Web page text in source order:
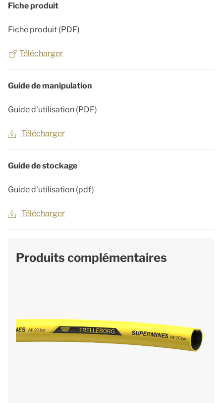
Fiche produit
Fiche produit (PDF)
Télécharger
Guide de manipulation
Guide d'utilisation (PDF)
Télécharger
Guide de stockage
Guide d'utilisation (pdf)
Télécharger
Produits complémentaires